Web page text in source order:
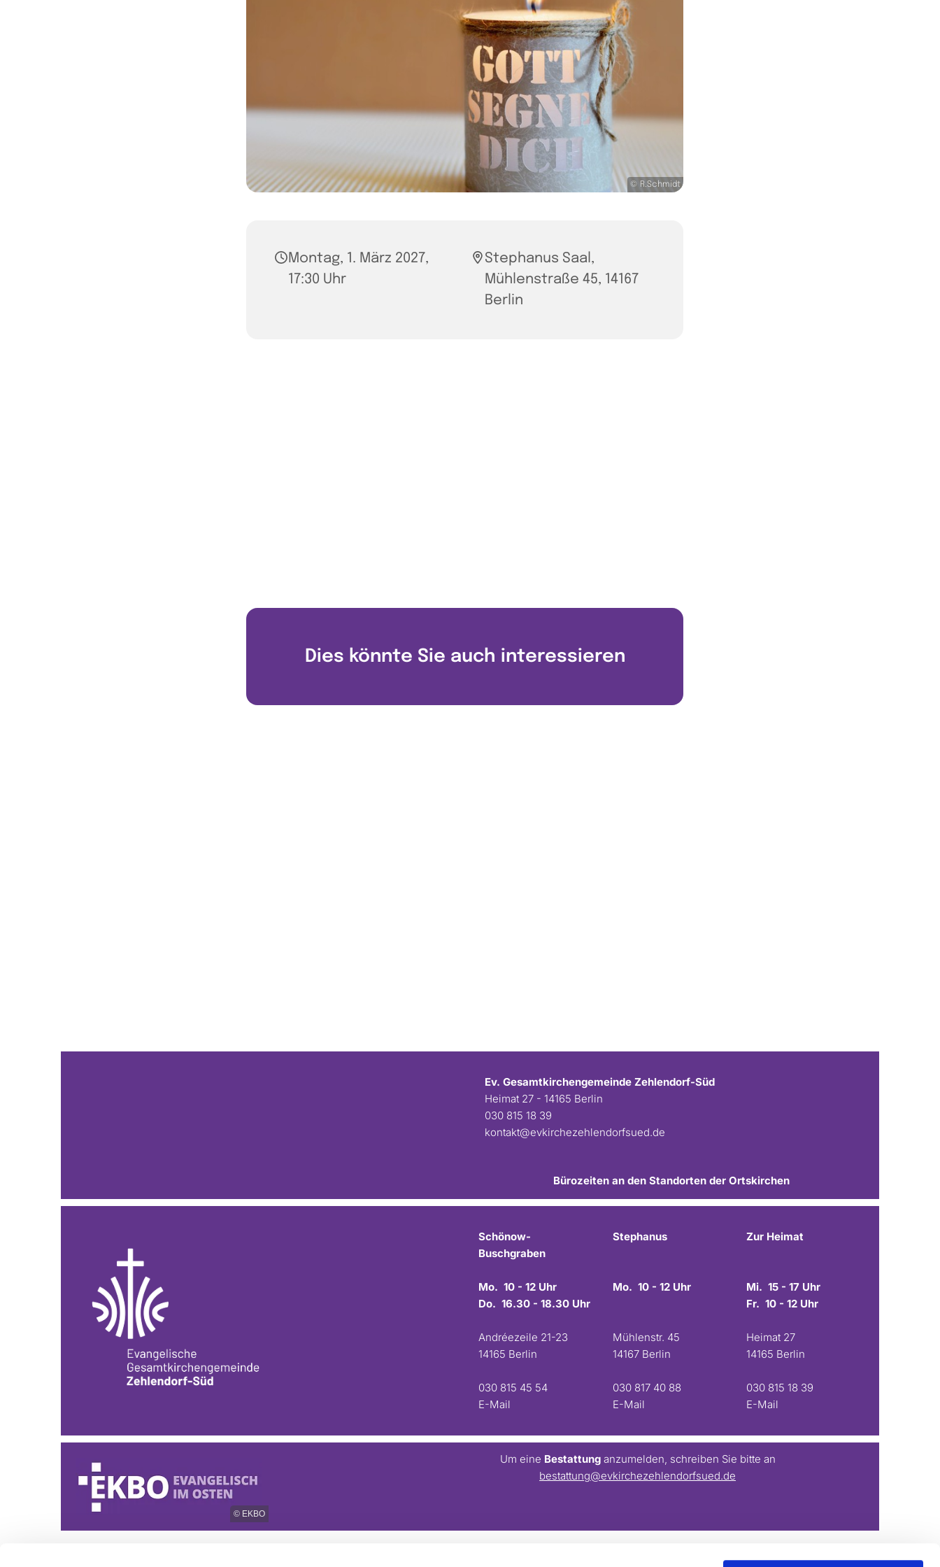
© R.Schmidt
Montag, 1. März 2027,
17:30 Uhr
Stephanus Saal,
Mühlenstraße 45, 14167
Berlin
Dies könnte Sie auch interessieren
Ev. Gesamtkirchengemeinde Zehlendorf-Süd
Heimat 27 - 14165 Berlin
030 815 18 39
kontakt@evkirchezehlendorfsued.de
Bürozeiten an den Standorten der Ortskirchen
Schönow-
Buschgraben
Mo. 10 - 12 Uhr
Do. 16.30 - 18.30 Uhr
Andréezeile 21-23
14165 Berlin
030 815 45 54
E-Mail
Stephanus
Mo. 10 - 12 Uhr
Mühlenstr. 45
14167 Berlin
030 817 40 88
E-Mail
Zur Heimat
Mi. 15 - 17 Uhr
Fr. 10 - 12 Uhr
Heimat 27
14165 Berlin
030 815 18 39
E-Mail
© EKBO
Um eine Bestattunganzumelden, schreiben Sie bitte an
bestattung@evkirchezehlendorfsued.de